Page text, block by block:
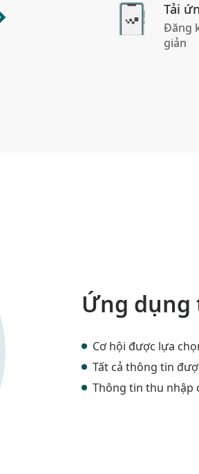
Tải
Đăng
giản
Ứng dụng
Cơ hội được lựa
Tất cả thông tin
Thông tin thu nhập